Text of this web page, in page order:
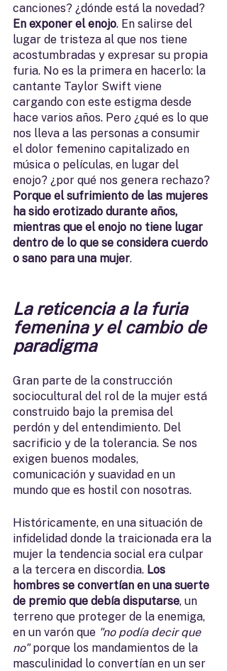
canciones? ¿dónde está la novedad?
En exponer el enojo. En salirse del
lugar de tristeza al que nos tiene
acostumbradas y expresar su propia
furia. No es la primera en hacerlo: la
cantante Taylor Swift viene
cargando con este estigma desde
hace varios años. Pero ¿qué es lo que
nos lleva a las personas a consumir
el dolor femenino capitalizado en
música o películas, en lugar del
enojo? ¿por qué nos genera rechazo?
Porque el sufrimiento de las mujeres
ha sido erotizado durante años,
mientras que el enojo no tiene lugar
dentro de lo que se considera cuerdo
o sano para una mujer.
La reticencia a la furia
femenina y el cambio de
paradigma
Gran parte de la construcción
sociocultural del rol de la mujer está
construido bajo la premisa del
perdón y del entendimiento. Del
sacrificio y de la tolerancia. Se nos
exigen buenos modales,
comunicación y suavidad en un
mundo que es hostil con nosotras.
Históricamente, en una situación de
infidelidad donde la traicionada era la
mujer la tendencia social era culpar
a la tercera en discordia. Los
hombres se convertían en una suerte
de premio que debía disputarse, un
terreno que proteger de la enemiga,
en un varón que "no podía decir que
no" porque los mandamientos de la
masculinidad lo convertían en un ser